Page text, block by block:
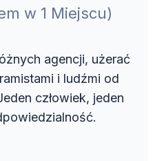
w 1 Miejscu)
agencji, użerać
i ludźmi od
człowiek, jeden